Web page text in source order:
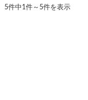
5件中1件～5件を表示